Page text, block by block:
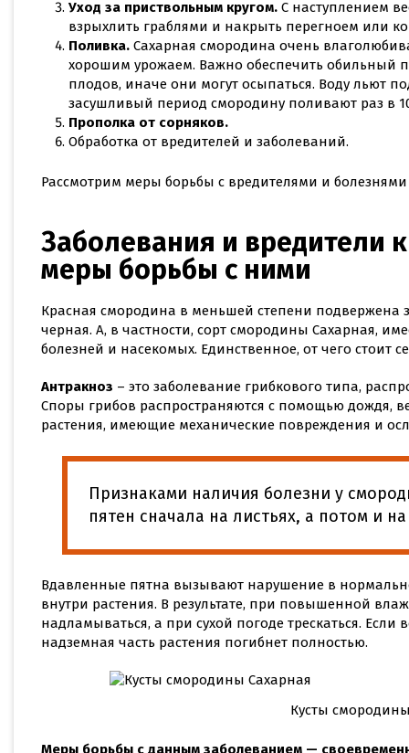
Уход за приствольным кругом. С наступлением
взрыхлить граблями и накрыть перегноем или
Поливка. Сахарная смородина очень
хорошим урожаем. Важно обеспечить обильный
плодов, иначе они могут осыпаться. Воду льют
засушливый период смородину поливают раз в
Прополка от сорняков.
Обработка от вредителей и заболеваний.
Рассмотрим меры борьбы с вредителями и
Заболевания и вредители
меры борьбы с ними
Красная смородина в меньшей степени подвержена
черная. А, в частности, сорт смородины Сахарная,
болезней и насекомых. Единственное, от чего стоит
Антракноз – это заболевание грибкового типа,
Споры грибов распространяются с помощью дождя,
растения, имеющие механические повреждения и
Признаками наличия болезни у
пятен сначала на листьях, а потом и
Вдавленные пятна вызывают нарушение в
внутри растения. В результате, при повышенной
надламываться, а при сухой погоде трескаться. Если
надземная часть растения погибнет полностью.
Кусты